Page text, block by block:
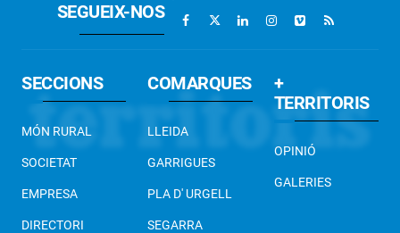
SEGUEIX-NOS
SECCIONS
MÓN RURAL
SOCIETAT
EMPRESA
DIRECTORI
COMARQUES
LLEIDA
GARRIGUES
PLA D' URGELL
SEGARRA
+
TERRITORIS
OPINIÓ
GALERIES